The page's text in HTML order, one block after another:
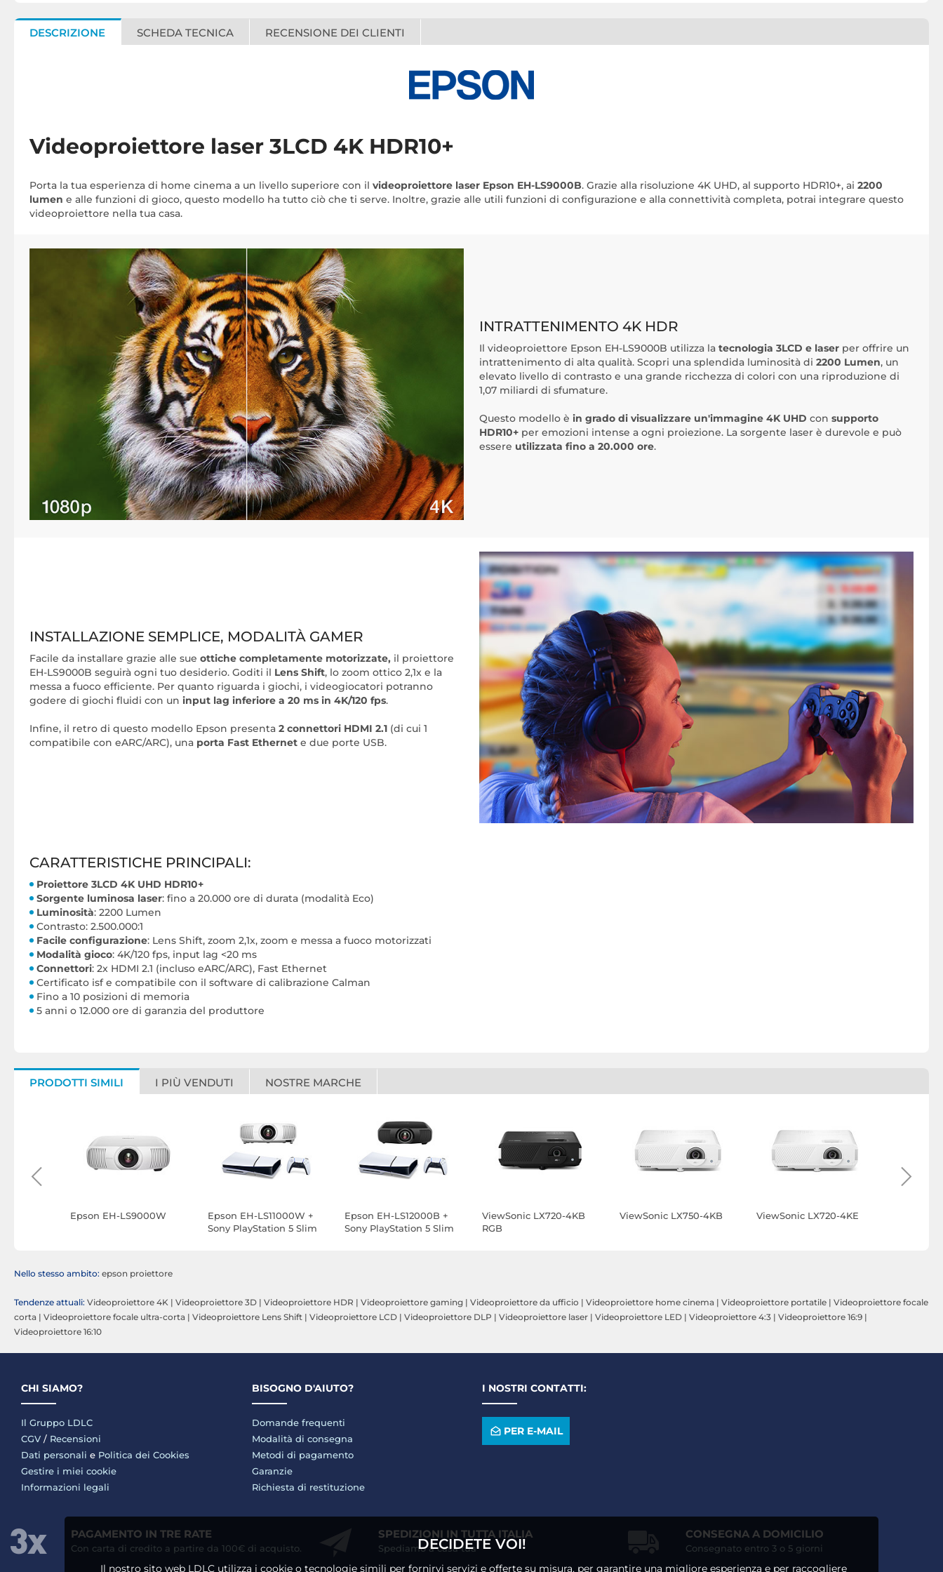
DESCRIZIONE SCHEDA TECNICA RECENSIONE DEI CLIENTI
Videoproiettore laser 3LCD 4K HDR10+
Porta la tua esperienza di home cinema a un livello superiore con il videoproiettore laser Epson EH-LS9000B. Grazie alla risoluzione 4K UHD, al supporto HDR10+, ai 2200
lumen e alle funzioni di gioco, questo modello ha tutto ciò che ti serve. Inoltre, grazie alle utili funzioni di configurazione e alla connettività completa, potrai integrare questo
videoproiettore nella tua casa.
INTRATTENIMENTO 4K HDR
Il videoproiettore Epson EH-LS9000B utilizza la tecnologia 3LCD e laser per offrire un
intrattenimento di alta qualità. Scopri una splendida luminosità di 2200 Lumen, un
elevato livello di contrasto e una grande ricchezza di colori con una riproduzione di
1,07 miliardi di sfumature.
Questo modello è in grado di visualizzare un'immagine 4K UHD con supporto
HDR10+ per emozioni intense a ogni proiezione. La sorgente laser è durevole e può
essere utilizzata fino a 20.000 ore.
INSTALLAZIONE SEMPLICE, MODALITÀ GAMER
Facile da installare grazie alle sue ottiche completamente motorizzate, il proiettore
EH-LS9000B seguirà ogni tuo desiderio. Goditi il Lens Shift, lo zoom ottico 2,1x e la
messa a fuoco efficiente. Per quanto riguarda i giochi, i videogiocatori potranno
godere di giochi fluidi con un input lag inferiore a 20 ms in 4K/120 fps.
Infine, il retro di questo modello Epson presenta 2 connettori HDMI 2.1 (di cui 1
compatibile con eARC/ARC), una porta Fast Ethernet e due porte USB.
CARATTERISTICHE PRINCIPALI:
Proiettore 3LCD 4K UHD HDR10+
Sorgente luminosa laser: fino a 20.000 ore di durata (modalità Eco)
Luminosità: 2200 Lumen
Contrasto: 2.500.000:1
Facile configurazione: Lens Shift, zoom 2,1x, zoom e messa a fuoco motorizzati
Modalità gioco: 4K/120 fps, input lag <20 ms
Connettori: 2x HDMI 2.1 (incluso eARC/ARC), Fast Ethernet
Certificato isf e compatibile con il software di calibrazione Calman
Fino a 10 posizioni di memoria
5 anni o 12.000 ore di garanzia del produttore
PRODOTTI SIMILI I PIÙ VENDUTI NOSTRE MARCHE
Epson EH-LS9000W
Epson EH-LS11000W +
Sony PlayStation 5 Slim
Epson EH-LS12000B +
Sony PlayStation 5 Slim
ViewSonic LX720-4KB
RGB
ViewSonic LX750-4KB ViewSonic LX720-4KE
Nello stesso ambito: epson proiettore
Tendenze attuali: Videoproiettore 4K | Videoproiettore 3D | Videoproiettore HDR | Videoproiettore gaming | Videoproiettore da ufficio | Videoproiettore home cinema | Videoproiettore portatile | Videoproiettore focale
corta | Videoproiettore focale ultra-corta | Videoproiettore Lens Shift | Videoproiettore LCD | Videoproiettore DLP | Videoproiettore laser | Videoproiettore LED | Videoproiettore 4:3 | Videoproiettore 16:9 |
Videoproiettore 16:10
CHI SIAMO?
Il Gruppo LDLC
CGV / Recensioni
Dati personali e Politica dei Cookies
Gestire i miei cookie
Informazioni legali
BISOGNO D'AIUTO?
Domande frequenti
Modalità di consegna
Metodi di pagamento
Garanzie
Richiesta di restituzione
I NOSTRI CONTATTI:
PER E-MAIL
PAGAMENTO IN TRE RATE
Con carta di credito a partire da 100€ di acquisto.
SPEDIZIONI IN TUTTA ITALIA
Spediamo a casa tua
CONSEGNA A DOMICILIO
Consegnato entro 3 o 5 giorni
DECIDETE VOI!
Il nostro sito web LDLC utilizza i cookie o tecnologie simili per fornirvi servizi e offerte su misura, per garantire una migliore esperienza e per raccogliere